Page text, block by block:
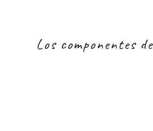
Los componentes